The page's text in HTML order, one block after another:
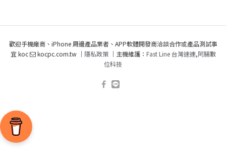
歡迎手機廠商、iPhone 周邊產品業者、APP軟體開發商洽談合作或產品測試事
宜 koc
kocpc.com.tw ｜ 隱私政策｜主機維護： Fast Line 台灣速連,阿腸數
位科技